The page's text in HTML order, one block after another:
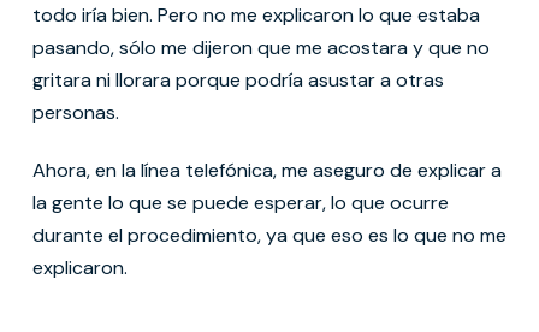
todo iría bien. Pero no me explicaron lo que estaba
pasando, sólo me dijeron que me acostara y que no
gritara ni llorara porque podría asustar a otras
personas.
Ahora, en la línea telefónica, me aseguro de explicar a
la gente lo que se puede esperar, lo que ocurre
durante el procedimiento, ya que eso es lo que no me
explicaron.